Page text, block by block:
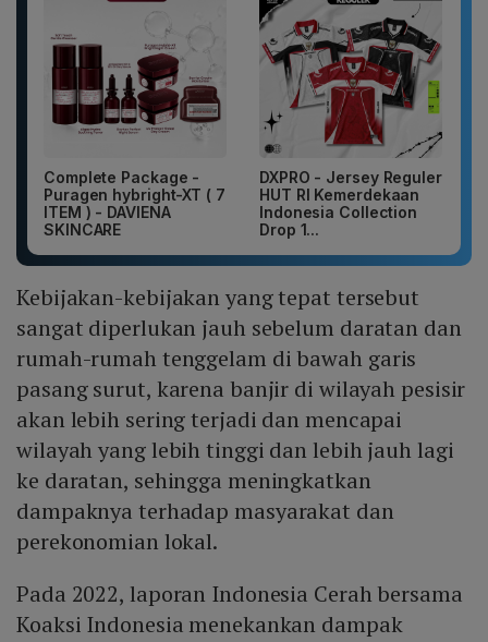
Complete Package -
Puragen hybright-XT ( 7
ITEM ) - DAVIENA
SKINCARE
DXPRO - Jersey Reguler
HUT RI Kemerdekaan
Indonesia Collection
Drop 1...
Kebijakan-kebijakan yang tepat tersebut
sangat diperlukan jauh sebelum daratan dan
rumah-rumah tenggelam di bawah garis
pasang surut, karena banjir di wilayah pesisir
akan lebih sering terjadi dan mencapai
wilayah yang lebih tinggi dan lebih jauh lagi
ke daratan, sehingga meningkatkan
dampaknya terhadap masyarakat dan
perekonomian lokal.
Pada 2022, laporan Indonesia Cerah bersama
Koaksi Indonesia menekankan dampak